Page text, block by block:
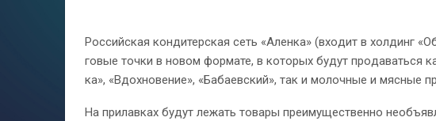
Рос­сий­ская кон­ди­тер­ская сеть «Ален­ка» (вхо­дит в хол­динг
го­вые точ­ки в но­вом фор­ма­те, в ко­то­рых бу­дут про­да­вать­ся
ка», «Вдох­но­ве­ние», «Ба­ба­ев­ский», так и мо­лоч­ные и мяс­ные
На при­лав­ках бу­дут ле­жать то­ва­ры пре­иму­ще­ствен­но